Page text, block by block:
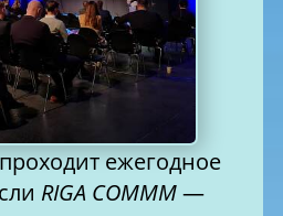
ежегодное
RIGA COMMM—